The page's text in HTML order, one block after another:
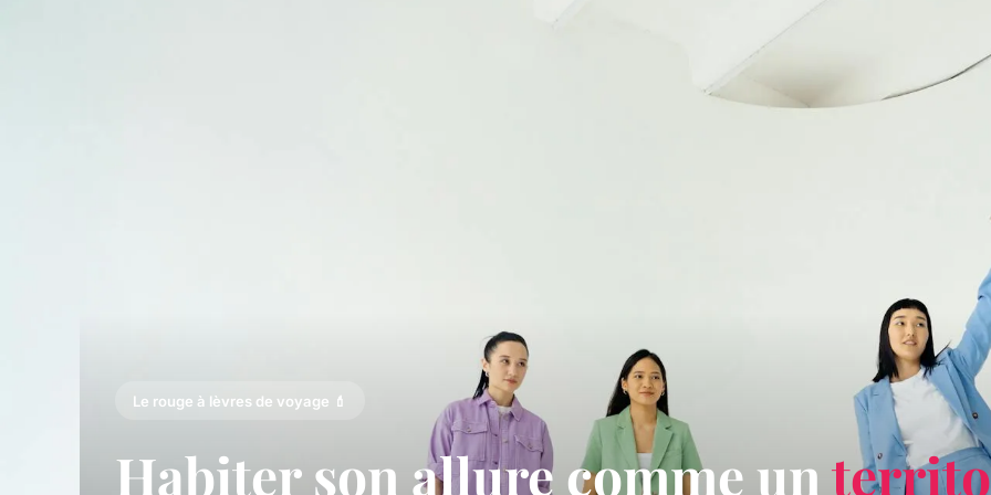
Le rouge à lèvres de voyage 💄
Habiter son allure comme un